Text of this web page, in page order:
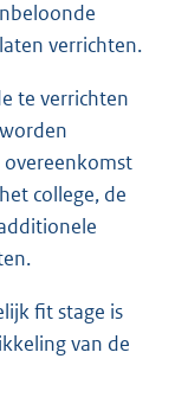
verrichten.
te verrichten
college, de
fit stage is
van de